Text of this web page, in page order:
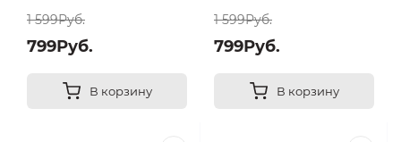
1 599Руб.
799Руб.
В корзину
1 599Руб.
799Руб.
В корзину